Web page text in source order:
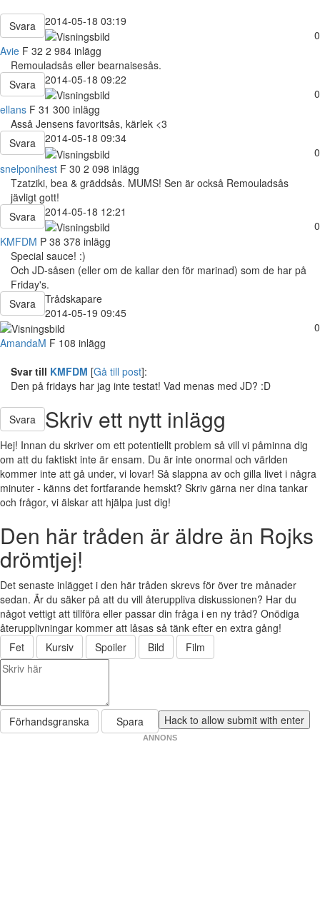
Svara
2014-05-18 03:19
0
Avie F 32 2 984 inlägg
Remouladsås eller bearnaisesås.
Svara
2014-05-18 09:22
0
ellans F 31 300 inlägg
Asså Jensens favoritsås, kärlek <3
Svara
2014-05-18 09:34
0
snelponihest F 30 2 098 inlägg
Tzatziki, bea & gräddsås. MUMS! Sen är också Remouladsås
jävligt gott!
Svara
2014-05-18 12:21
0
KMFDM P 38 378 inlägg
Special sauce! :)
Och JD-såsen (eller om de kallar den för marinad) som de har på
Friday's.
Svara
Trådskapare
2014-05-19 09:45
0
AmandaM F 108 inlägg
Svar till KMFDM [Gå till post]:
Den på fridays har jag inte testat! Vad menas med JD? :D
Svara Skriv ett nytt inlägg
Hej! Innan du skriver om ett potentiellt problem så vill vi påminna dig
om att du faktiskt inte är ensam. Du är inte onormal och världen
kommer inte att gå under, vi lovar! Så slappna av och gilla livet i några
minuter - känns det fortfarande hemskt? Skriv gärna ner dina tankar
och frågor, vi älskar att hjälpa just dig!
Den här tråden är äldre än Rojks
drömtjej!
Det senaste inlägget i den här tråden skrevs för över tre månader
sedan. Är du säker på att du vill återuppliva diskussionen? Har du
något vettigt att tillföra eller passar din fråga i en ny tråd? Onödiga
återupplivningar kommer att låsas så tänk efter en extra gång!
Fet
Kursiv Spoiler Bild Film
Förhandsgranska Spara
ANNONS